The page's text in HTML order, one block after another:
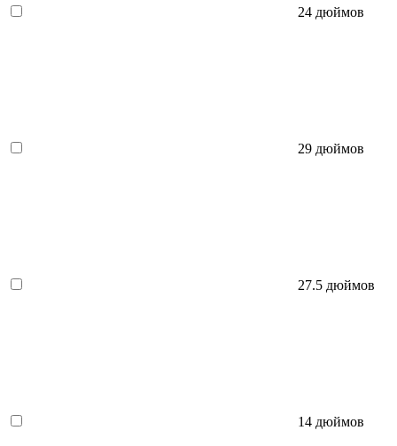
24 дюймов
29 дюймов
27.5 дюймов
14 дюймов